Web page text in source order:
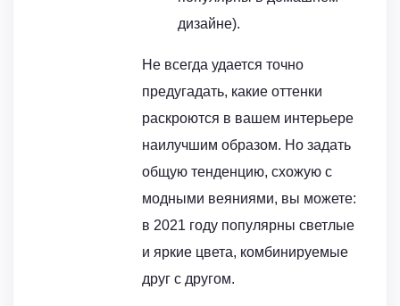
дизайне).
Не всегда удается точно
предугадать, какие оттенки
раскроются в вашем интерьере
наилучшим образом. Но задать
общую тенденцию, схожую с
модными веяниями, вы можете:
в 2021 году популярны светлые
и яркие цвета, комбинируемые
друг с другом.